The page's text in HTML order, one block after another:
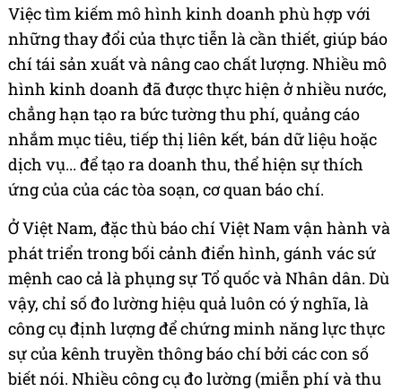
Việc tìm kiếm mô hình kinh doanh phù hợp với
những thay đổi của thực tiễn là cần thiết, giúp báo
chí tái sản xuất và nâng cao chất lượng. Nhiều mô
hình kinh doanh đã được thực hiện ở nhiều nước,
chẳng hạn tạo ra bức tường thu phí, quảng cáo
nhắm mục tiêu, tiếp thị liên kết, bán dữ liệu hoặc
dịch vụ... để tạo ra doanh thu, thể hiện sự thích
ứng của của các tòa soạn, cơ quan báo chí.
Ở Việt Nam, đặc thù báo chí Việt Nam vận hành và
phát triển trong bối cảnh điển hình, gánh vác sứ
mệnh cao cả là phụng sự Tổ quốc và Nhân dân. Dù
vậy, chỉ số đo lường hiệu quả luôn có ý nghĩa, là
công cụ định lượng để chứng minh năng lực thực
sự của kênh truyền thông báo chí bởi các con số
biết nói. Nhiều công cụ đo lường (miễn phí và thu